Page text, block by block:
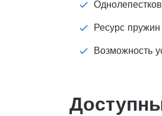
Ресурс
Возможность